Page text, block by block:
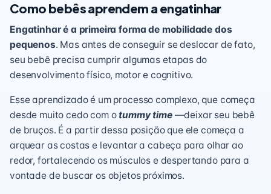
Como bebês aprendem a engatinhar
Engatinhar é a primeira forma de mobilidade dos
pequenos. Mas antes de conseguir se deslocar de fato,
seu bebê precisa cumprir algumas etapas do
desenvolvimento físico, motor e cognitivo.
Esse aprendizado é um processo complexo, que começa
desde muito cedo com otummy time—deixar seu bebê
de bruços. É a partir dessa posição que ele começa a
arquear as costas e levantar a cabeça para olhar ao
redor, fortalecendo os músculos e despertando para a
vontade de buscar os objetos próximos.